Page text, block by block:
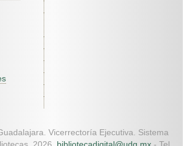
Vicerrectoría Ejecutiva. Sistema